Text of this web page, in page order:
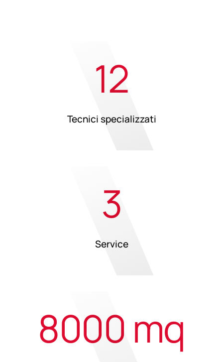
12
Tecnici specializzati
3
Service
8000 mq